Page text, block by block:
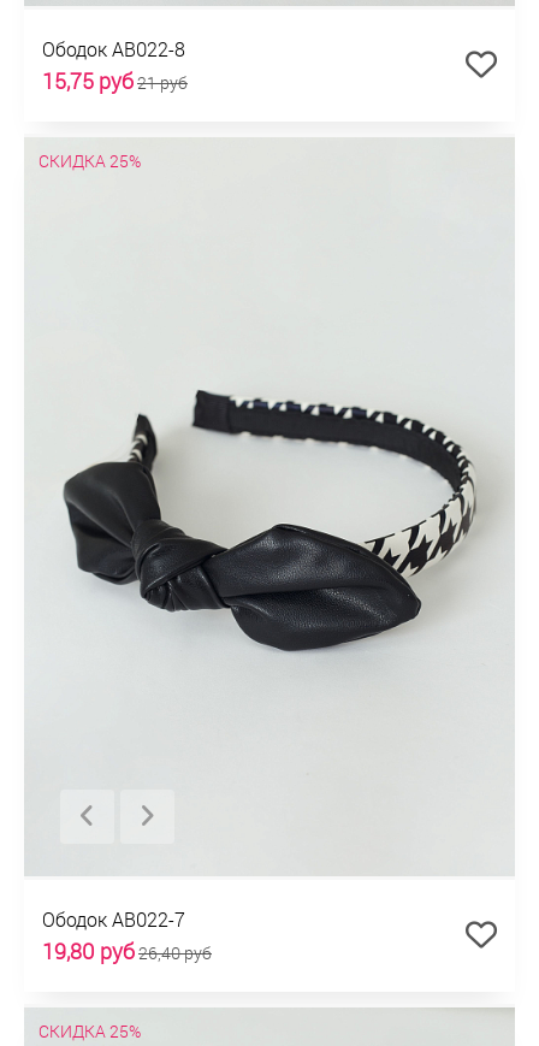
Ободок AB022-8
15,75 руб21 руб
СКИДКА 25%
Ободок AB022-7
19,80 руб26,40 руб
СКИДКА 25%